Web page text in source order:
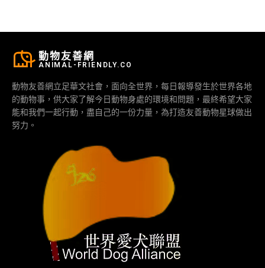
動物友善網
ANIMAL-FRIENDLY.CO
動物友善網立足華文社會，面向全世界，每日報導發生於世界各地
的動物事，供大家了解今日動物身處的環境和問題，最終希望大家
能和我們一起行動，盡自己的一份力量，為打造友善動物星球做出
努力。